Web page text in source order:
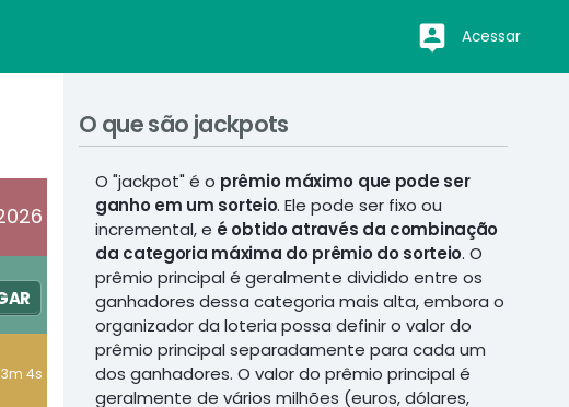
Acessar
4s
O que são jackpots
O "jackpot" é o prêmio máximo que pode ser
ganho em um sorteio. Ele pode ser fixo ou
incremental, e é obtido através da combinação
da categoria máxima do prêmio do sorteio. O
prêmio principal é geralmente dividido entre os
ganhadores dessa categoria mais alta, embora o
organizador da loteria possa definir o valor do
prêmio principal separadamente para cada um
dos ganhadores. O valor do prêmio principal é
geralmente de vários milhões (euros, dólares,